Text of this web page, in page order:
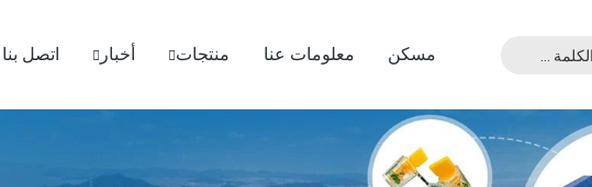
مسكن معلومات عنا منتجات أخبار اتصل بنا